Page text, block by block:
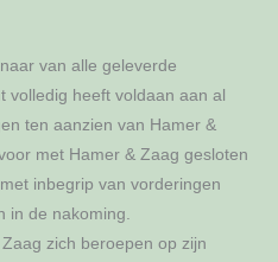
van alle geleverde
volledig heeft voldaan aan al
ten aanzien van Hamer &
met Hamer & Zaag gesloten
inbegrip van vorderingen
in de nakoming.
zich beroepen op zijn